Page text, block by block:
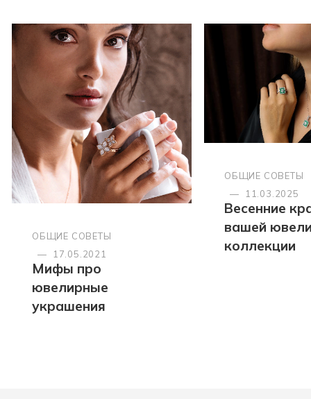
ОБЩИЕ СОВЕТЫ
—
17.05.2021
Мифы про
ювелирные
украшения
ОБЩИЕ СОВЕТЫ
—
11.03.2025
Весенние
вашей
коллекции